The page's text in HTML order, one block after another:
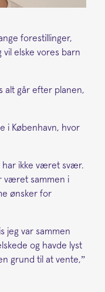
forestillinger,
vil elske vores barn
alt går efter planen,
i København, hvor
har ikke været svær.
været sammen i
ønsker for
jeg var sammen
og havde lyst
grund til at vente,”